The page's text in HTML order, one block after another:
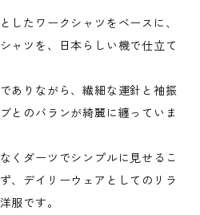
したワークシャツをベースに、
ャツを、日本らしい機で仕立て
ありながら、繊細な運針と袖振
とのバランが綺麗に纏っていま
くダーツでシンプルに見せるこ
、デイリーウェアとしてのリラ
服です。